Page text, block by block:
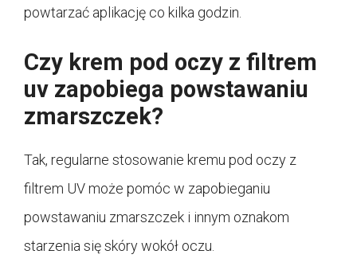
powtarzać aplikację co kilka godzin.
Czy krem pod oczy z filtrem
uv zapobiega powstawaniu
zmarszczek?
Tak, regularne stosowanie kremu pod oczy z
filtrem UV może pomóc w zapobieganiu
powstawaniu zmarszczek i innym oznakom
starzenia się skóry wokół oczu.